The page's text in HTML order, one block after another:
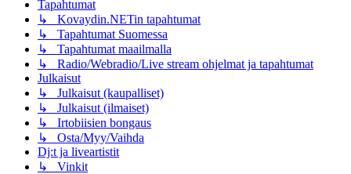
Tapahtumat
↳ Kovaydin.NETin tapahtumat
↳ Tapahtumat Suomessa
↳ Tapahtumat maailmalla
↳ Radio/Webradio/Live stream ohjelmat ja tapahtumat
Julkaisut
↳ Julkaisut (kaupalliset)
↳ Julkaisut (ilmaiset)
↳ Irtobiisien bongaus
↳ Osta/Myy/Vaihda
Dj:t ja liveartistit
↳ Vinkit